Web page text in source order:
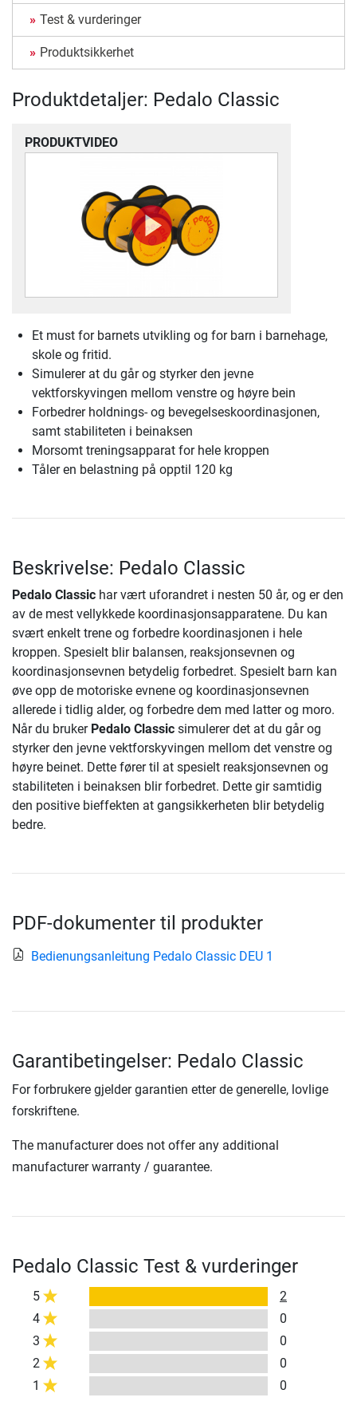
Test & vurderinger
Produktsikkerhet
Produktdetaljer: Pedalo Classic
PRODUKTVIDEO
Et must for barnets utvikling og for barn i barnehage,
skole og fritid.
Simulerer at du går og styrker den jevne
vektforskyvingen mellom venstre og høyre bein
Forbedrer holdnings- og bevegelseskoordinasjonen,
samt stabiliteten i beinaksen
Morsomt treningsapparat for hele kroppen
Tåler en belastning på opptil 120 kg
Beskrivelse: Pedalo Classic
Pedalo Classic har vært uforandret i nesten 50 år, og er den
av de mest vellykkede koordinasjonsapparatene. Du kan
svært enkelt trene og forbedre koordinasjonen i hele
kroppen. Spesielt blir balansen, reaksjonsevnen og
koordinasjonsevnen betydelig forbedret. Spesielt barn kan
øve opp de motoriske evnene og koordinasjonsevnen
allerede i tidlig alder, og forbedre dem med latter og moro.
Når du bruker Pedalo Classic simulerer det at du går og
styrker den jevne vektforskyvingen mellom det venstre og
høyre beinet. Dette fører til at spesielt reaksjonsevnen og
stabiliteten i beinaksen blir forbedret. Dette gir samtidig
den positive bieffekten at gangsikkerheten blir betydelig
bedre.
PDF-dokumenter til produkter
Bedienungsanleitung Pedalo Classic DEU 1
Garantibetingelser: Pedalo Classic
For forbrukere gjelder garantien etter de generelle, lovlige
forskriftene.
The manufacturer does not offer any additional
manufacturer warranty / guarantee.
Pedalo Classic Test & vurderinger
5
2
4
0
3
0
2
0
1
0